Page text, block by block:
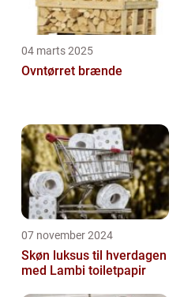
04 marts 2025
Ovntørret brænde
07 november 2024
Skøn luksus til hverdagen
med Lambi toiletpapir